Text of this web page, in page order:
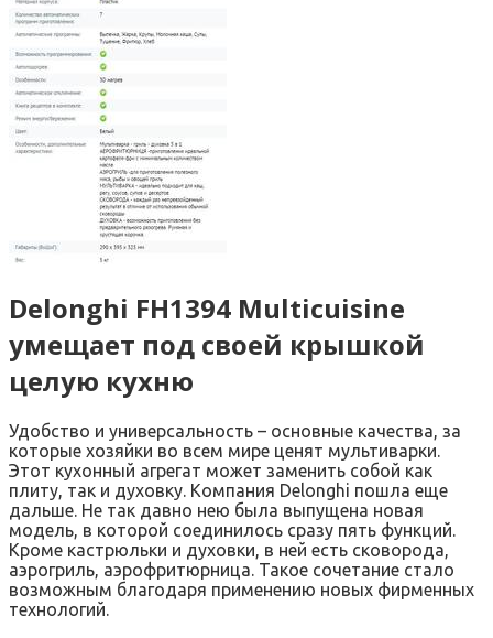
Delonghi FH1394 Multicuisine
умещает под своей крышкой
целую кухню
Удобство и универсальность – основные качества, за
которые хозяйки во всем мире ценят мультиварки.
Этот кухонный агрегат может заменить собой как
плиту, так и духовку. Компания Delonghi пошла еще
дальше. Не так давно нею была выпущена новая
модель, в которой соединилось сразу пять функций.
Кроме кастрюльки и духовки, в ней есть сковорода,
аэрогриль, аэрофритюрница. Такое сочетание стало
возможным благодаря применению новых фирменных
технологий.